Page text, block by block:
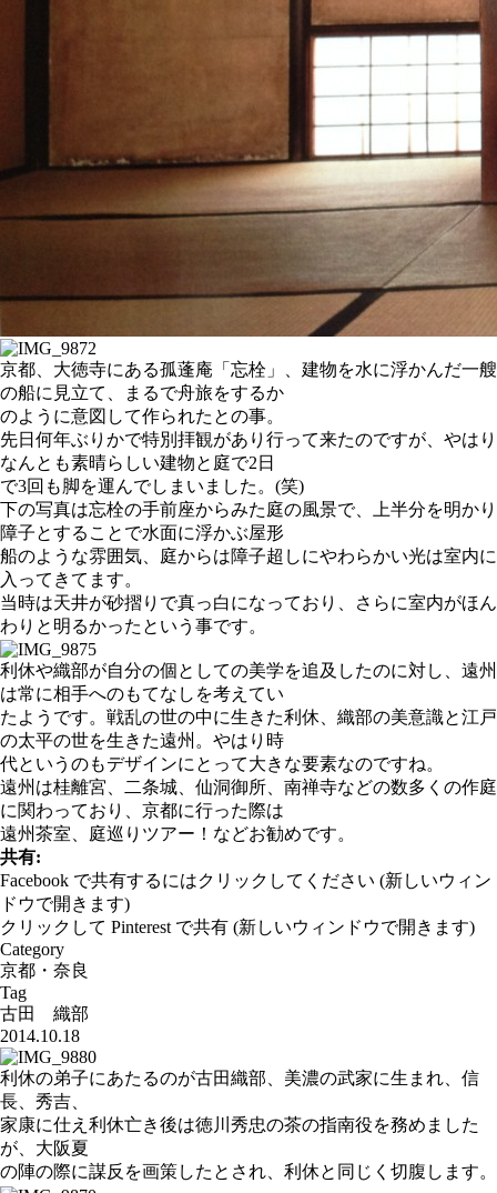
京都、大徳寺にある孤蓬庵「忘栓」、建物を水に浮かんだ一艘
の船に見立て、まるで舟旅をするか
のように意図して作られたとの事。
先日何年ぶりかで特別拝観があり行って来たのですが、やはり
なんとも素晴らしい建物と庭で2日
で3回も脚を運んでしまいました。(笑)
下の写真は忘栓の手前座からみた庭の風景で、上半分を明かり
障子とすることで水面に浮かぶ屋形
船のような雰囲気、庭からは障子超しにやわらかい光は室内に
入ってきてます。
当時は天井が砂摺りで真っ白になっており、さらに室内がほん
わりと明るかったという事です。
利休や織部が自分の個としての美学を追及したのに対し、遠州
は常に相手へのもてなしを考えてい
たようです。戦乱の世の中に生きた利休、織部の美意識と江戸
の太平の世を生きた遠州。やはり時
代というのもデザインにとって大きな要素なのですね。
遠州は桂離宮、二条城、仙洞御所、南禅寺などの数多くの作庭
に関わっており、京都に行った際は
遠州茶室、庭巡りツアー！などお勧めです。
共有:
Facebook で共有するにはクリックしてください (新しいウィン
ドウで開きます)
クリックして Pinterest で共有 (新しいウィンドウで開きます)
Category
京都・奈良
Tag
古田 織部
2014.10.18
利休の弟子にあたるのが古田織部、美濃の武家に生まれ、信
長、秀吉、
家康に仕え利休亡き後は徳川秀忠の茶の指南役を務めました
が、大阪夏
の陣の際に謀反を画策したとされ、利休と同じく切腹します。